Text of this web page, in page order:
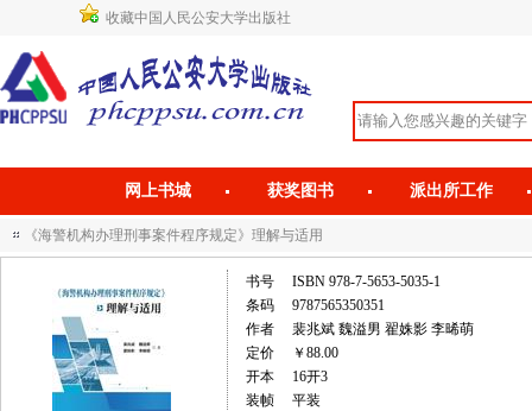
收藏中国人民公安大学出版社
网上书城 获奖图书 派出所工作
《海警机构办理刑事案件程序规定》理解与适用
书号
ISBN 978-7-5653-5035-1
条码
9787565350351
作者
裴兆斌 魏溢男 翟姝影 李晞萌
定价
￥88.00
开本
16开3
装帧
平装